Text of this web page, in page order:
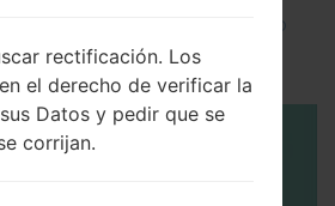
Oficial en el teléfono
LG mediante LG UP?
rectificación. Los
el derecho de verificar la
Datos y pedir que se
corrijan.